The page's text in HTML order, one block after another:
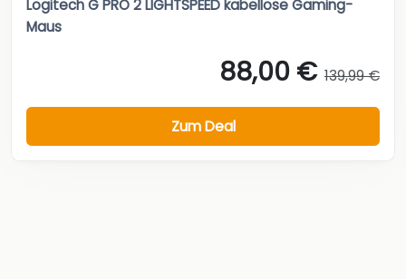
Logitech G PRO 2 LIGHTSPEED kabellose Gaming-
Maus
88,00 € 139,99 €
Zum Deal